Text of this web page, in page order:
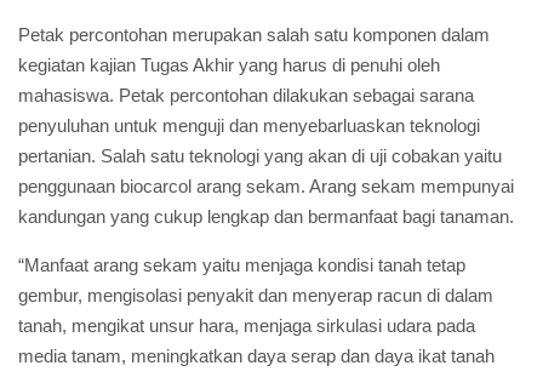
Petak percontohan merupakan salah satu komponen dalam
kegiatan kajian Tugas Akhir yang harus di penuhi oleh
mahasiswa. Petak percontohan dilakukan sebagai sarana
penyuluhan untuk menguji dan menyebarluaskan teknologi
pertanian. Salah satu teknologi yang akan di uji cobakan yaitu
penggunaan biocarcol arang sekam. Arang sekam mempunyai
kandungan yang cukup lengkap dan bermanfaat bagi tanaman.
“Manfaat arang sekam yaitu menjaga kondisi tanah tetap
gembur, mengisolasi penyakit dan menyerap racun di dalam
tanah, mengikat unsur hara, menjaga sirkulasi udara pada
media tanam, meningkatkan daya serap dan daya ikat tanah